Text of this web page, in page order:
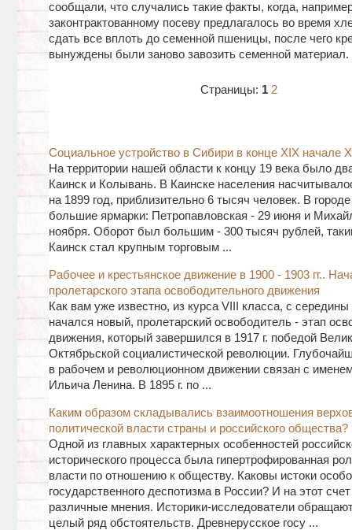
сообщали, что случались такие факты, когда,
законтрактованному посеву предлагалось во время
сдать все вплоть до семенной пшеницы, после чего
вынуждены были заново завозить семенной материал.
Страницы: 1 2
Социальное устройство в Сибири в конце XIX начале
На территории нашей области к концу 19 века было
Каинск и Колывань. В Каинске населения
на 1899 год, приблизительно 6 тысяч человек. В
большие ярмарки: Петропавловская - 29 июня и
ноября. Оборот был большим - 300 тысяч рублей,
Каинск стал крупным торговым ...
Рабочее и крестьянское движение в 1900 - 1903 гг..
пролетарского этапа освободительного движения
Как вам уже известно, из курса VIII класса, с середины
начался новый, пролетарский освободитель - этап
движения, который завершился в 1917 г. победой
Октябрьской социалистической революции.
в рабочем и революционном движении связан с
Ильича Ленина. В 1895 г. по ...
Каким образом складывались взаимоотношения
политической власти страны и российского общества?
Одной из главных характерных особенностей
исторического процесса была гипертрофированная
власти по отношению к обществу. Каковы истоки
государственного деспотизма в России? И на этот
различные мнения. Историки-исследователи
целый ряд обстоятельств. Древнерусское госу ...